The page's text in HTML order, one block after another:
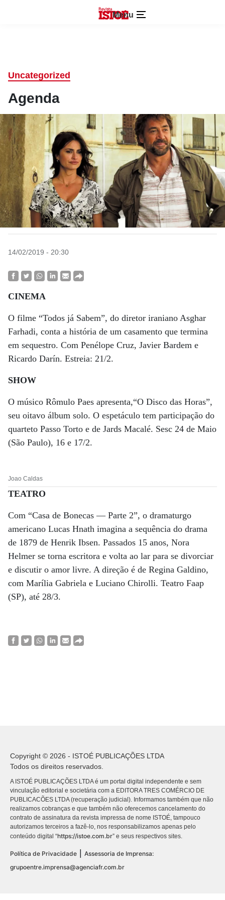
Menu
Uncategorized
Agenda
14/02/2019 - 20:30
CINEMA
O filme “Todos já Sabem”, do diretor iraniano Asghar
Farhadi, conta a história de um casamento que termina
em sequestro. Com Penélope Cruz, Javier Bardem e
Ricardo Darín. Estreia: 21/2.
SHOW
O músico Rômulo Paes apresenta,“O Disco das Horas”,
seu oitavo álbum solo. O espetáculo tem participação do
quarteto Passo Torto e de Jards Macalé. Sesc 24 de Maio
(São Paulo), 16 e 17/2.
Joao Caldas
TEATRO
Com “Casa de Bonecas — Parte 2”, o dramaturgo
americano Lucas Hnath imagina a sequência do drama
de 1879 de Henrik Ibsen. Passados 15 anos, Nora
Helmer se torna escritora e volta ao lar para se divorciar
e discutir o amor livre. A direção é de Regina Galdino,
com Marília Gabriela e Luciano Chirolli. Teatro Faap
(SP), até 28/3.
Copyright © 2026 - ISTOÉ PUBLICAÇÕES LTDA
Todos os direitos reservados.
A ISTOÉ PUBLICAÇÕES LTDA é um portal digital independente e sem
vinculação editorial e societária com a EDITORA TRES COMÉRCIO DE
PUBLICACÕES LTDA (recuperação judicial). Informamos também que não
realizamos cobranças e que também não oferecemos cancelamento do
contrato de assinatura da revista impressa de nome ISTOÉ, tampouco
autorizamos terceiros a fazê-lo, nos responsabilizamos apenas pelo
conteúdo digital “https://istoe.com.br” e seus respectivos sites.
Política de Privacidade
Assessoria de Imprensa:
grupoentre.imprensa@agenciafr.com.br